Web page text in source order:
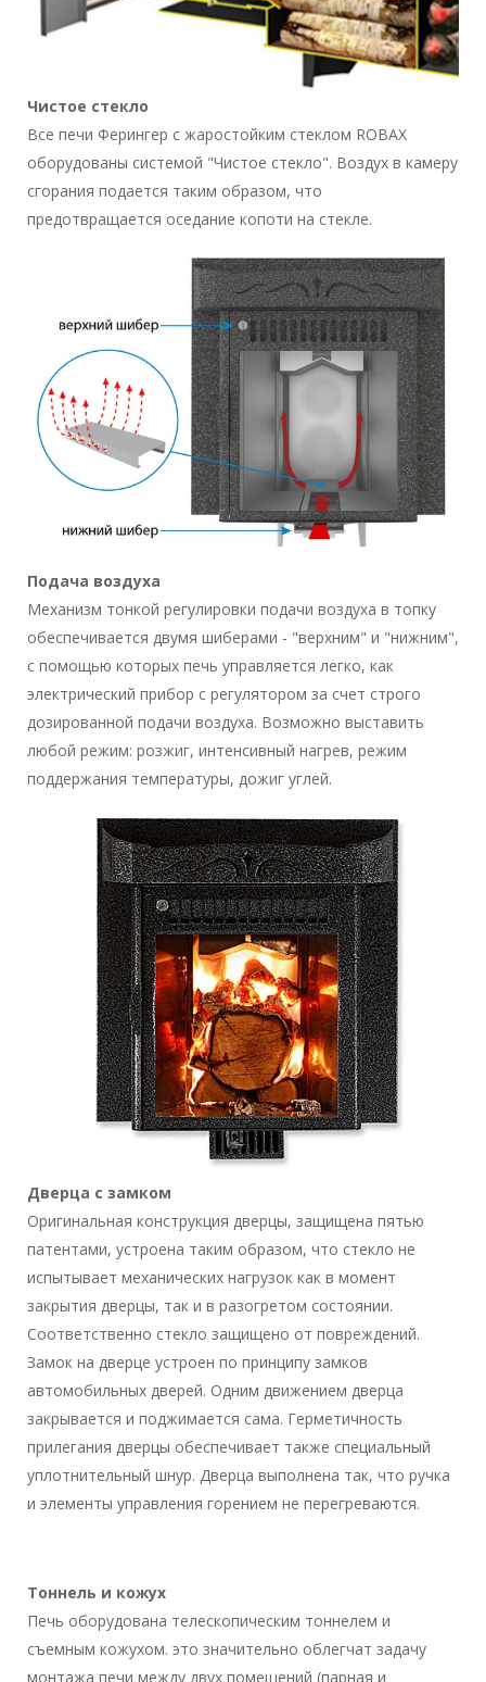
Чистое стекло
Все печи Ферингер с жаростойким стеклом ROBAX
оборудованы системой "Чистое стекло". Воздух в камеру
сгорания подается таким образом, что
предотвращается оседание копоти на стекле.
Подача воздуха
Механизм тонкой регулировки подачи воздуха в топку
обеспечивается двумя шиберами - "верхним" и "нижним",
с помощью которых печь управляется легко, как
электрический прибор с регулятором за счет строго
дозированной подачи воздуха. Возможно выставить
любой режим: розжиг, интенсивный нагрев, режим
поддержания температуры, дожиг углей.
Дверца с замком
Оригинальная конструкция дверцы, защищена пятью
патентами, устроена таким образом, что стекло не
испытывает механических нагрузок как в момент
закрытия дверцы, так и в разогретом состоянии.
Соответственно стекло защищено от повреждений.
Замок на дверце устроен по принципу замков
автомобильных дверей. Одним движением дверца
закрывается и поджимается сама. Герметичность
прилегания дверцы обеспечивает также специальный
уплотнительный шнур. Дверца выполнена так, что ручка
и элементы управления горением не перегреваются.
Тоннель и кожух
Печь оборудована телескопическим тоннелем и
съемным кожухом. это значительно облегчат задачу
монтажа печи между двух помещений (парная и